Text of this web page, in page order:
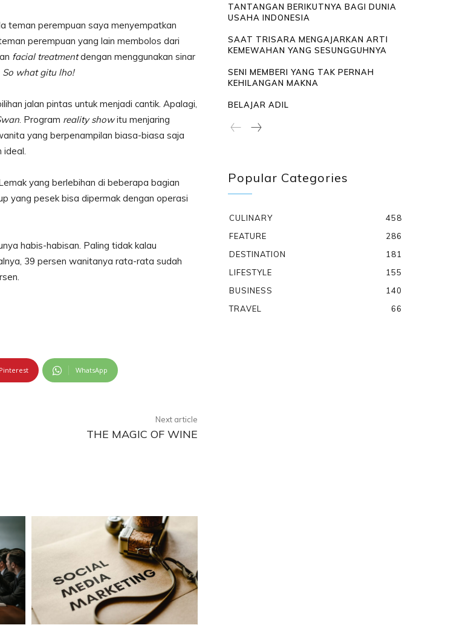
teman perempuan saya menyempatkan
perempuan yang lain membolos dari
facial treatmentdengan menggunakan sinar
So what gitu lho!
jalan pintas untuk menjadi cantik. Apalagi,
. Program reality showitu menjaring
yang berpenampilan biasa-biasa saja
ideal.
yang berlebihan di beberapa bagian
yang pesek bisa dipermak dengan operasi
habis-habisan. Paling tidak kalau
39 persen wanitanya rata-rata sudah
Pinterest WhatsApp
Next article
THE MAGIC OF WINE
TANTANGAN BERIKUTNYA BAGI DUNIA
USAHA INDONESIA
SAAT TRISARA MENGAJARKAN ARTI
KEMEWAHAN YANG SESUNGGUHNYA
SENI MEMBERI YANG TAK PERNAH
KEHILANGAN MAKNA
BELAJAR ADIL
Popular Categories
CULINARY
458
FEATURE
286
DESTINATION
181
LIFESTYLE
155
BUSINESS
140
TRAVEL
66